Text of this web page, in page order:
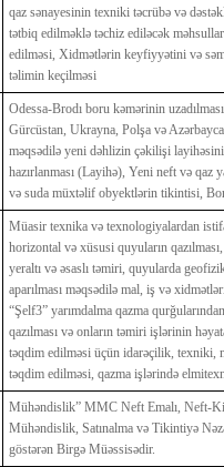
qaz sənayesinin texniki təcrübə və
tətbiq edilməklə təchiz ediləcək
edilməsi, Xidmətlərin keyfiyyətini və
təlimin keçilməsi
Odessa-Brodı boru kəmərinin
Gürcüstan, Ukrayna, Polşa və
məqsədilə yeni dəhlizin çəkilişi
hazırlanması (Layihə), Yeni neft və qaz
və suda müxtəlif obyektlərin tikintisi,
Müasir texnika və texnologiyalardan
horizontal və xüsusi quyuların
yeraltı və əsaslı təmiri, quyularda
aparılması məqsədilə mal, iş və
“Şelf3” yarımdalma qazma
qazılması və onların təmiri işlərinin
təqdim edilməsi üçün idarəçilik, texniki,
təqdim edilməsi, qazma işlərində
Mühəndislik” MMC Neft Emalı, Neft-
Mühəndislik, Satınalma və Tikintiyə
göstərən Birgə Müəssisədir.